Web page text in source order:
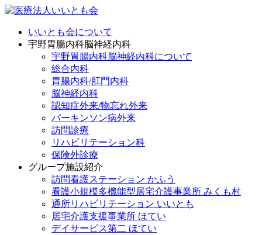
いいとも会について
宇野胃腸内科脳神経内科
宇野胃腸内科脳神経内科について
総合内科
胃腸内科/肛門内科
脳神経内科
認知症外来/物忘れ外来
パーキンソン病外来
訪問診療
リハビリテーション科
保険外診療
グループ施設紹介
訪問看護ステーション かふう
看護小規模多機能型居宅介護事業所 みくも村
通所リハビリテーション いいとも
居宅介護支援事業所 ほてい
デイサービス第二 ほてい